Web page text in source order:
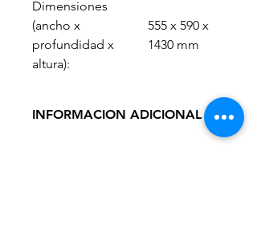
Dimensiones
(ancho x
profundidad x
altura):
555 x 590 x
1430 mm
INFORMACION ADICIONAL